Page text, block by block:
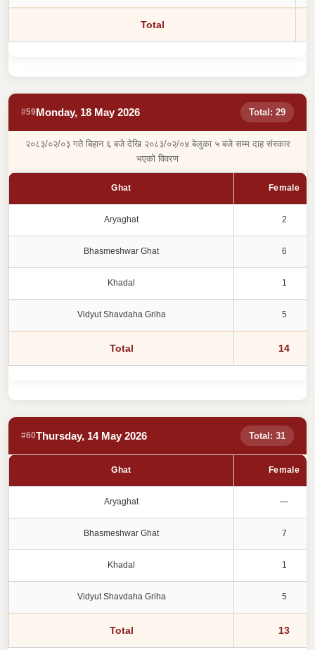
Total
#59Monday, 18 May 2026 Total: 29
२०८३/०२/०३ गते बिहान ६ बजे देखि २०८३/०२/०४ बेलुका ५ बजे सम्म दाह संस्कार
भएको विवरण
Ghat Female
Aryaghat 2
Bhasmeshwar Ghat 6
Khadal 1
Vidyut Shavdaha Griha 5
Total 14
#60Thursday, 14 May 2026 Total: 31
Ghat Female
Aryaghat —
Bhasmeshwar Ghat 7
Khadal 1
Vidyut Shavdaha Griha 5
Total 13